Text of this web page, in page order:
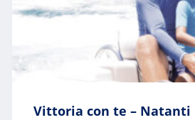
Vittoria con te – Natanti